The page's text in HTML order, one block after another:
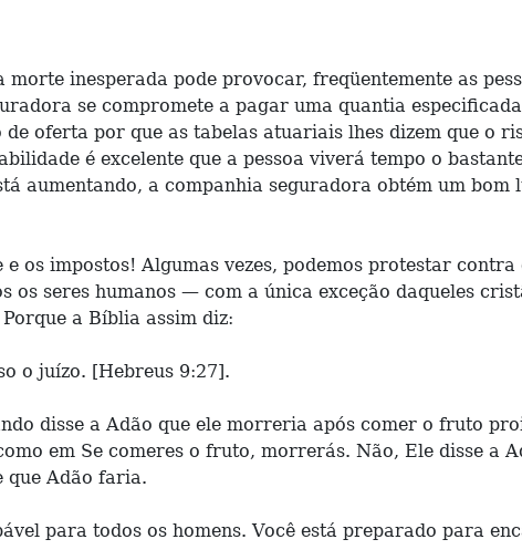
inesperada pode provocar, freqüentemente as
se compromete a pagar uma quantia
oferta por que as tabelas atuariais lhes dizem que o
é excelente que a pessoa viverá tempo o
aumentando, a companhia seguradora obtém um
os impostos! Algumas vezes, podemos protestar
seres humanos — com a única exceção daqueles
a Bíblia assim diz:
o juízo. [Hebreus 9:27].
disse a Adão que ele morreria após comer o fruto
em Se comeres o fruto, morrerás. Não, Ele disse a
que Adão faria.
para todos os homens. Você está preparado para